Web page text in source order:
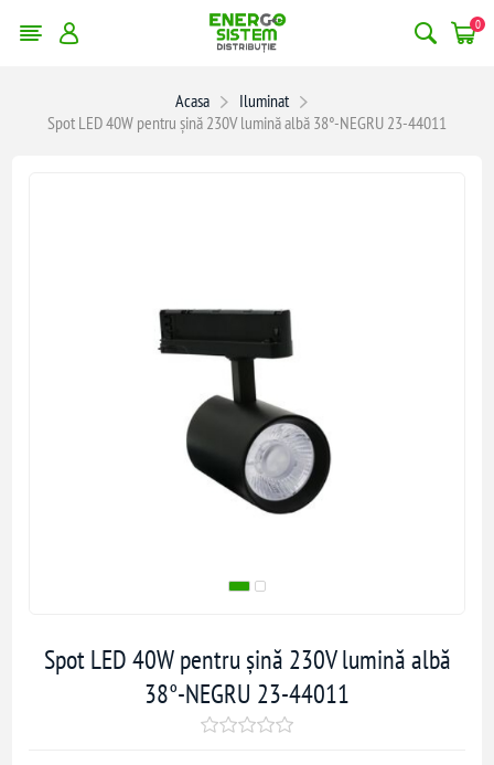
0
Acasa
Iluminat
Spot LED 40W pentru șină 230V lumină albă 38°-NEGRU 23-44011
Spot LED 40W pentru șină 230V lumină albă
38°-NEGRU 23-44011